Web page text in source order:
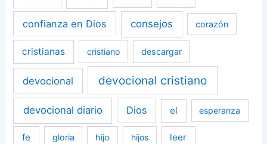
confianza en Dios consejos corazón
cristianas cristiano descargar
devocional devocional cristiano
devocional diario Dios el esperanza
fe gloria hijo hijos leer